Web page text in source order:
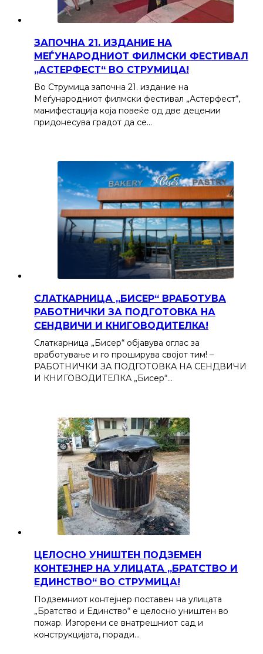
ЗАПОЧНА 21. ИЗДАНИЕ НА
МЕЃУНАРОДНИОТ ФИЛМСКИ ФЕСТИВАЛ
„АСТЕРФЕСТ“ ВО СТРУМИЦА!
Во Струмица започна 21. издание на
Меѓународниот филмски фестивал „Астерфест“,
манифестација која повеќе од две децении
придонесува градот да се…
СЛАТКАРНИЦА „БИСЕР“ ВРАБОТУВА
РАБОТНИЧКИ ЗА ПОДГОТОВКА НА
СЕНДВИЧИ И КНИГОВОДИТЕЛКА!
Слаткарница „Бисер“ објавува оглас за
вработување и го проширува својот тим! –
РАБОТНИЧКИ ЗА ПОДГОТОВКА НА СЕНДВИЧИ
И КНИГОВОДИТЕЛКА „Бисер“…
ЦЕЛОСНО УНИШТЕН ПОДЗЕМЕН
КОНТЕЈНЕР НА УЛИЦАТА „БРАТСТВО И
ЕДИНСТВО“ ВО СТРУМИЦА!
Подземниот контејнер поставен на улицата
„Братство и Единство“ е целосно уништен во
пожар. Изгорени се внатрешниот сад и
конструкцијата, поради…